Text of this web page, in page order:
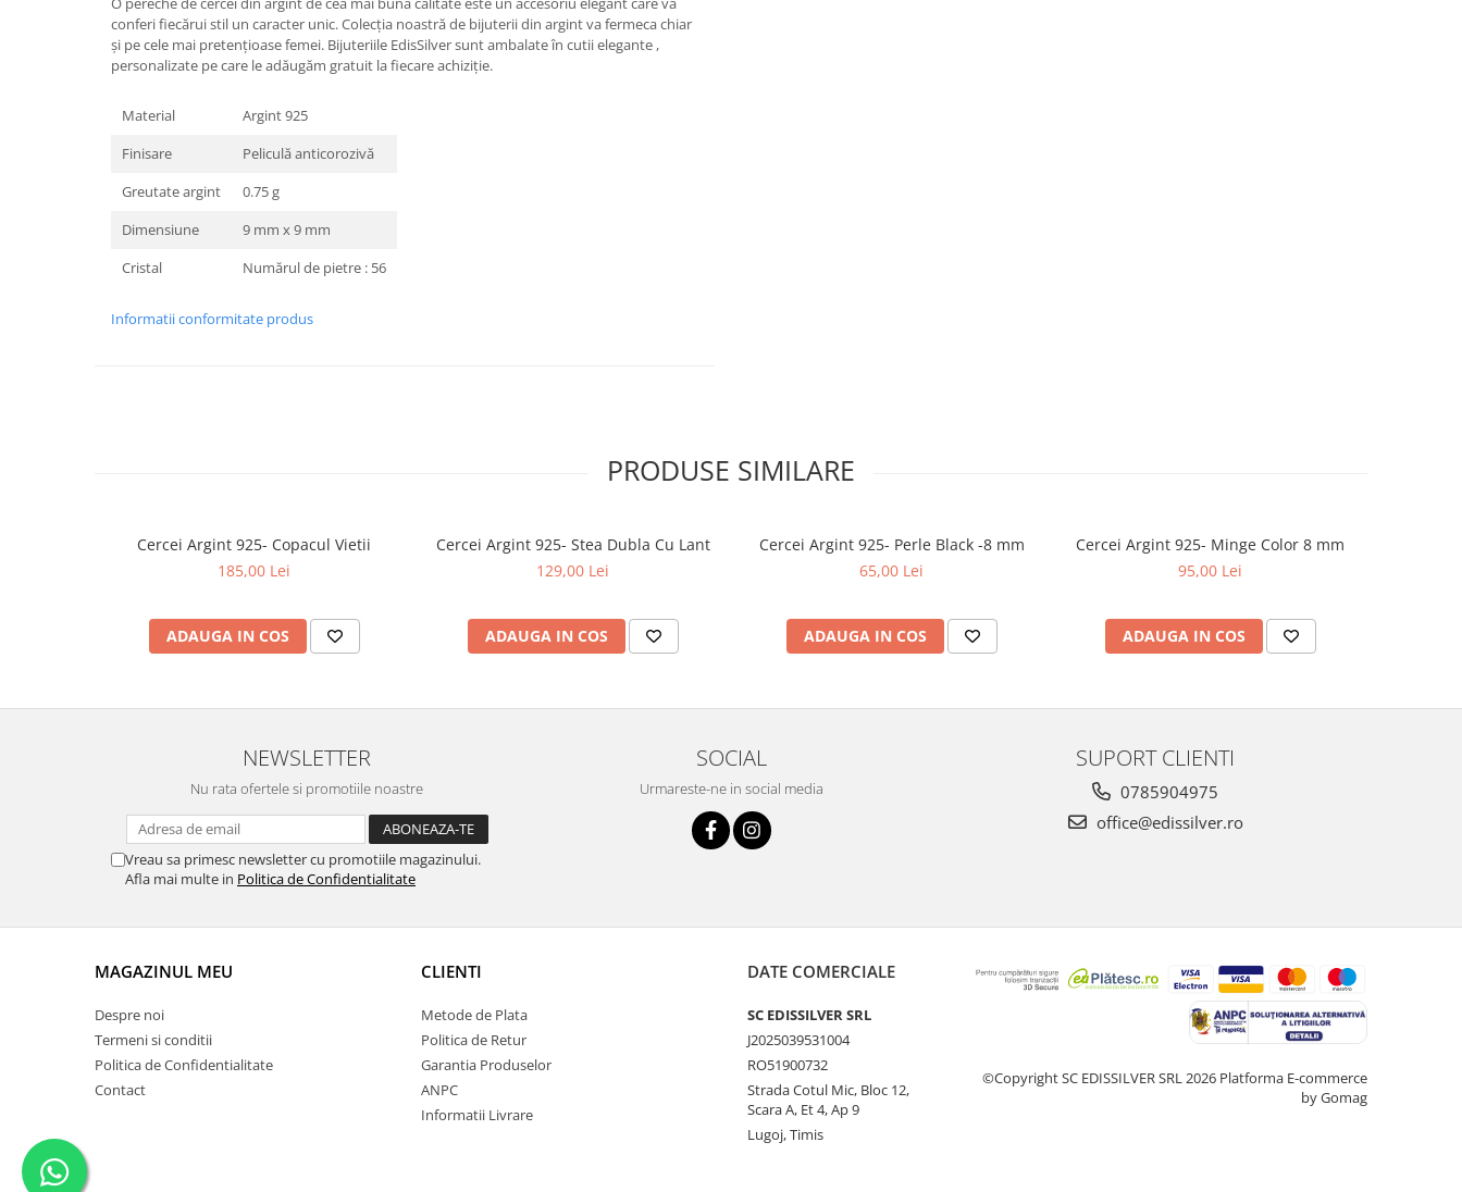
conferi fiecărui stil un caracter unic. Colecția noastră de bijuterii din argint va fermeca chiar
și pe cele mai pretențioase femei. Bijuteriile EdisSilver sunt ambalate în cutii elegante ,
personalizate pe care le adăugăm gratuit la fiecare achiziție.
Material
Argint 925
Finisare
Peliculă anticorozivă
Greutate argint
0.75 g
Dimensiune
9 mm x 9 mm
Cristal
Numărul de pietre : 56
Informatii conformitate produs
PRODUSE SIMILARE
Cercei Argint 925- Copacul Vietii
185,00 Lei
ADAUGA IN COS
Cercei Argint 925- Stea Dubla Cu Lant
129,00 Lei
ADAUGA IN COS
Cercei Argint 925- Perle Black -8 mm
65,00 Lei
ADAUGA IN COS
Cercei Argint 925- Minge Color 8 mm
95,00 Lei
ADAUGA IN COS
NEWSLETTER
Nu rata ofertele si promotiile noastre
Vreau sa primesc newsletter cu promotiile magazinului.
Afla mai multe in Politica de Confidentialitate
SOCIAL
Urmareste-ne in social media
SUPORT CLIENTI
0785904975
office@edissilver.ro
MAGAZINUL MEU
Despre noi
Termeni si conditii
Politica de Confidentialitate
Contact
CLIENTI
Metode de Plata
Politica de Retur
Garantia Produselor
ANPC
Informatii Livrare
DATE COMERCIALE
SC EDISSILVER SRL
J2025039531004
RO51900732
Strada Cotul Mic, Bloc 12,
Scara A, Et 4, Ap 9
Lugoj, Timis
©Copyright SC EDISSILVER SRL 2026 Platforma E-commerce
by Gomag